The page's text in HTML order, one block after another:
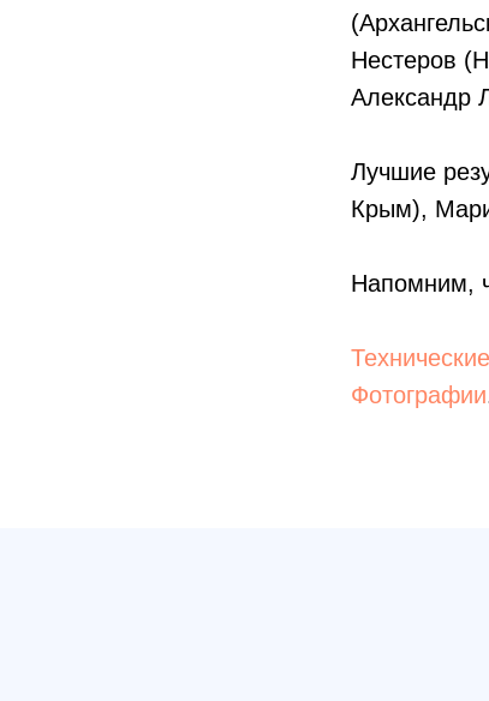
Нестеров
Александр
Лучшие
Крым),
Напомним,
Фотографии